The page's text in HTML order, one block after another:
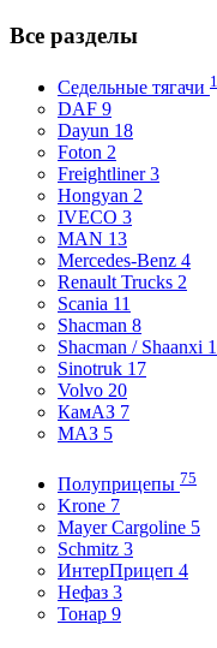
Продажа и аренда
Избранное
Разместите бесплатно
Все разделы
Skip to content
Главная
Статистика
О компании
Контакты
Все разделы
Седельные тягачи
DAF 9
Dayun 18
Foton 2
Freightliner 3
Hongyan 2
IVECO 3
MAN 13
Mercedes-Benz 4
Renault Trucks 2
Scania 11
Shacman 8
Shacman / Shaanxi
Sinotruk 17
Volvo 20
КамАЗ 7
МАЗ 5
Полуприцепы 75
Krone 7
Mayer Cargoline 5
Schmitz 3
ИнтерПрицеп 4
Нефаз 3
Тонар 9
ЧТЗ 2022
Спецтехника
2 200 000
≈ 26 700